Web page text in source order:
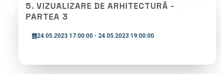
5. VIZUALIZARE DE ARHITECTURĂ -
PARTEA 3
24.05.2023 17:00:00 - 24.05.2023 19:00:00